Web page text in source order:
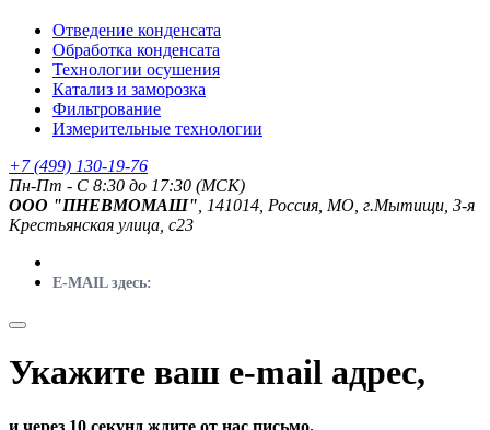
Отведение конденсата
Обработка конденсата
Технологии осушения
Катализ и заморозка
Фильтрование
Измерительные технологии
+7 (499) 130-19-76
Пн-Пт - C 8:30 до 17:30 (МСК)
ООО "ПНЕВМОМАШ" , 141014, Россия, МО, г.Мытищи, 3-я
Крестьянская улица, с23
E-MAIL здесь:
Укажите ваш e-mail адрес,
и через 10 секунд ждите от нас письмо.